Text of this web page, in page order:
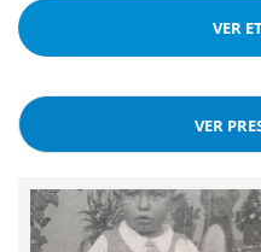
VER
VER